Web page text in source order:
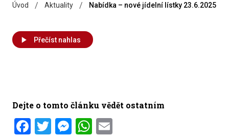
Úvod / Aktuality / Nabídka – nové jídelní lístky 23.6.2025 –
Přečíst nahlas
Dejte o tomto článku vědět ostatním
Facebook
Twitter
Messenger
WhatsApp